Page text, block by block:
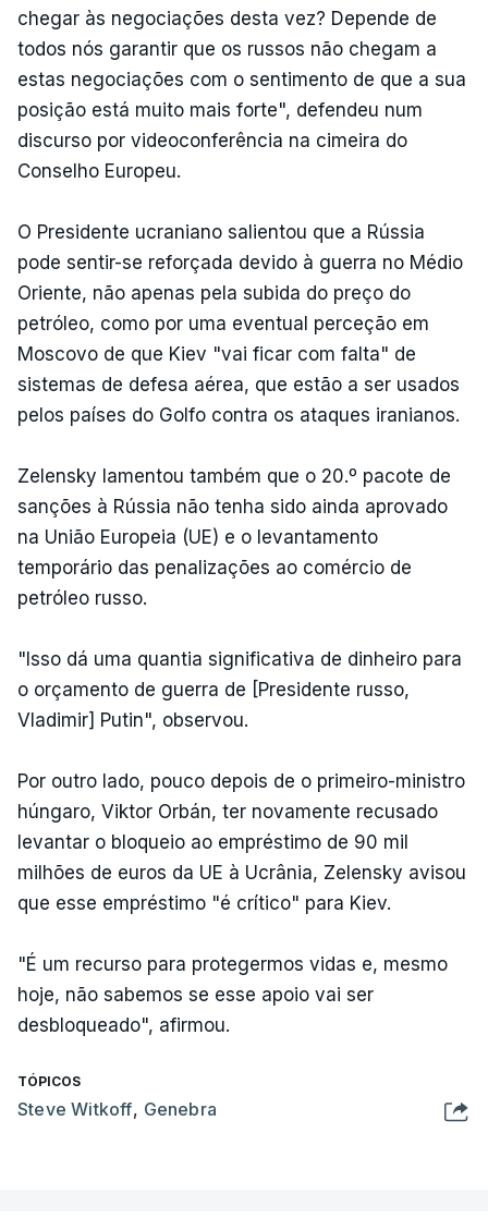
chegar às negociações desta vez? Depende de
todos nós garantir que os russos não chegam a
estas negociações com o sentimento de que a sua
posição está muito mais forte", defendeu num
discurso por videoconferência na cimeira do
Conselho Europeu.
O Presidente ucraniano salientou que a Rússia
pode sentir-se reforçada devido à guerra no Médio
Oriente, não apenas pela subida do preço do
petróleo, como por uma eventual perceção em
Moscovo de que Kiev "vai ficar com falta" de
sistemas de defesa aérea, que estão a ser usados
pelos países do Golfo contra os ataques iranianos.
Zelensky lamentou também que o 20.º pacote de
sanções à Rússia não tenha sido ainda aprovado
na União Europeia (UE) e o levantamento
temporário das penalizações ao comércio de
petróleo russo.
"Isso dá uma quantia significativa de dinheiro para
o orçamento de guerra de [Presidente russo,
Vladimir] Putin", observou.
Por outro lado, pouco depois de o primeiro-ministro
húngaro, Viktor Orbán, ter novamente recusado
levantar o bloqueio ao empréstimo de 90 mil
milhões de euros da UE à Ucrânia, Zelensky avisou
que esse empréstimo "é crítico" para Kiev.
"É um recurso para protegermos vidas e, mesmo
hoje, não sabemos se esse apoio vai ser
desbloqueado", afirmou.
TÓPICOS
Steve Witkoff, Genebra